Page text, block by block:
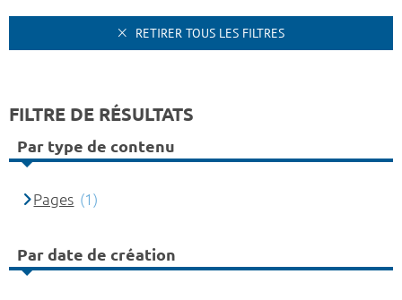
RETIRER TOUS LES FILTRES
FILTRE DE RÉSULTATS
Par type de contenu
Pages (1)
Par date de création